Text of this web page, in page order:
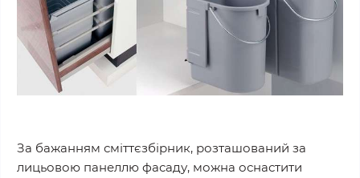
За бажанням сміттєзбірник, розташований за
лицьовою панеллю фасаду, можна оснастити